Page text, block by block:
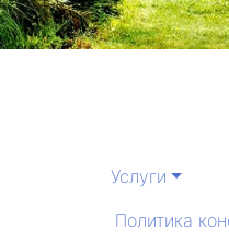
Услуги
Политика